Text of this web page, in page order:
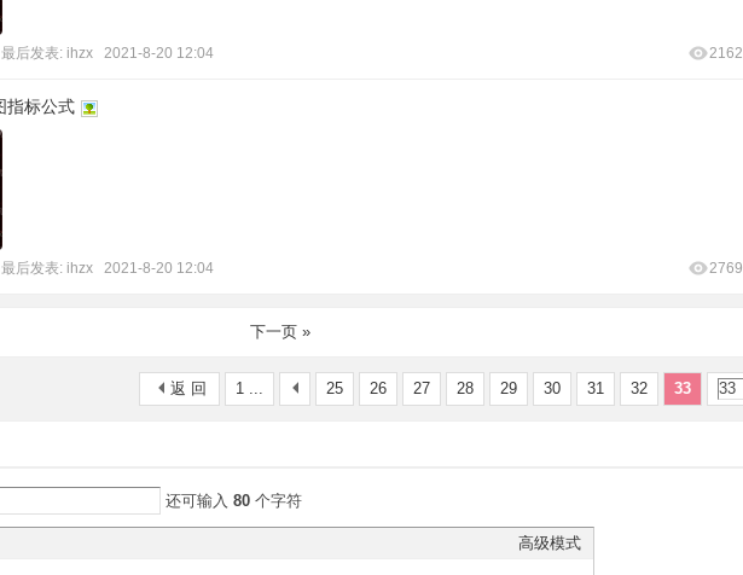
最后发表: ihzx 2021-8-20 12:04 2162
指标公式
最后发表: ihzx 2021-8-20 12:04 2769
下一页 »
1 ... 25 26 27 28 29 30 31 32 33
返 回
还可输入 80 个字符
高级模式